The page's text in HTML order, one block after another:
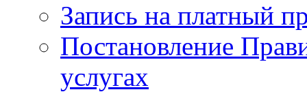
Запись на платный
Постановление
услугах